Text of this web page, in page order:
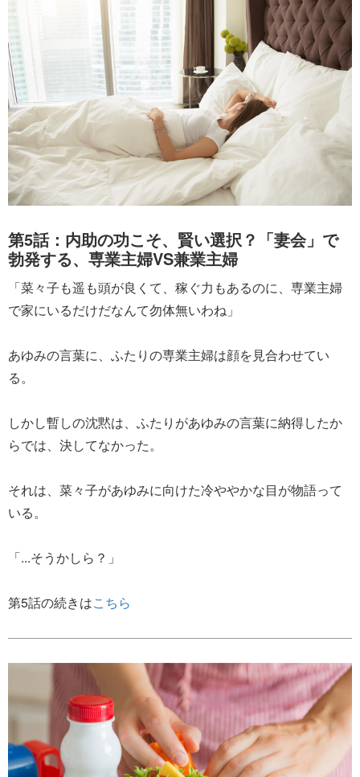
第5話：内助の功こそ、賢い選択？「妻会」で
勃発する、専業主婦VS兼業主婦
「菜々子も遥も頭が良くて、稼ぐ力もあるのに、専業主婦
で家にいるだけだなんて勿体無いわね」
あゆみの言葉に、ふたりの専業主婦は顔を見合わせてい
る。
しかし暫しの沈黙は、ふたりがあゆみの言葉に納得したか
らでは、決してなかった。
それは、菜々子があゆみに向けた冷ややかな目が物語って
いる。
「...そうかしら？」
第5話の続きはこちら